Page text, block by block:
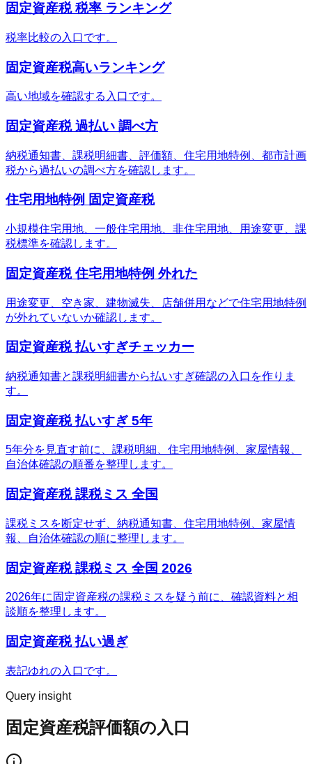
固定資産税 税率 ランキング
税率比較の入口です。
固定資産税高いランキング
高い地域を確認する入口です。
固定資産税 過払い 調べ方
納税通知書、課税明細書、評価額、住宅用地特例、都市計画
税から過払いの調べ方を確認します。
住宅用地特例 固定資産税
小規模住宅用地、一般住宅用地、非住宅用地、用途変更、課
税標準を確認します。
固定資産税 住宅用地特例 外れた
用途変更、空き家、建物滅失、店舗併用などで住宅用地特例
が外れていないか確認します。
固定資産税 払いすぎチェッカー
納税通知書と課税明細書から払いすぎ確認の入口を作りま
す。
固定資産税 払いすぎ 5年
5年分を見直す前に、課税明細、住宅用地特例、家屋情報、
自治体確認の順番を整理します。
固定資産税 課税ミス 全国
課税ミスを断定せず、納税通知書、住宅用地特例、家屋情
報、自治体確認の順に整理します。
固定資産税 課税ミス 全国 2026
2026年に固定資産税の課税ミスを疑う前に、確認資料と相
談順を整理します。
固定資産税 払い過ぎ
表記ゆれの入口です。
Query insight
固定資産税評価額の入口